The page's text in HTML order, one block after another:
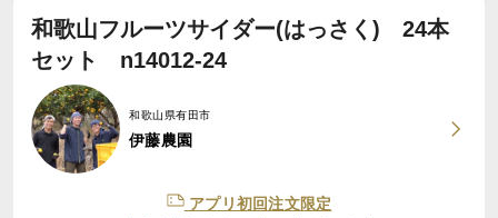
和歌山フルーツサイダー(はっさく) 24本
セット n14012-24
和歌山県有田市
伊藤農園
アプリ初回注文限定